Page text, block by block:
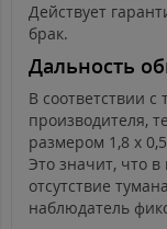
Действует
брак.
Дальность
В соответствии
производителя,
размером 1,8 х
Это значит, что в
отсутствие
наблюдатель